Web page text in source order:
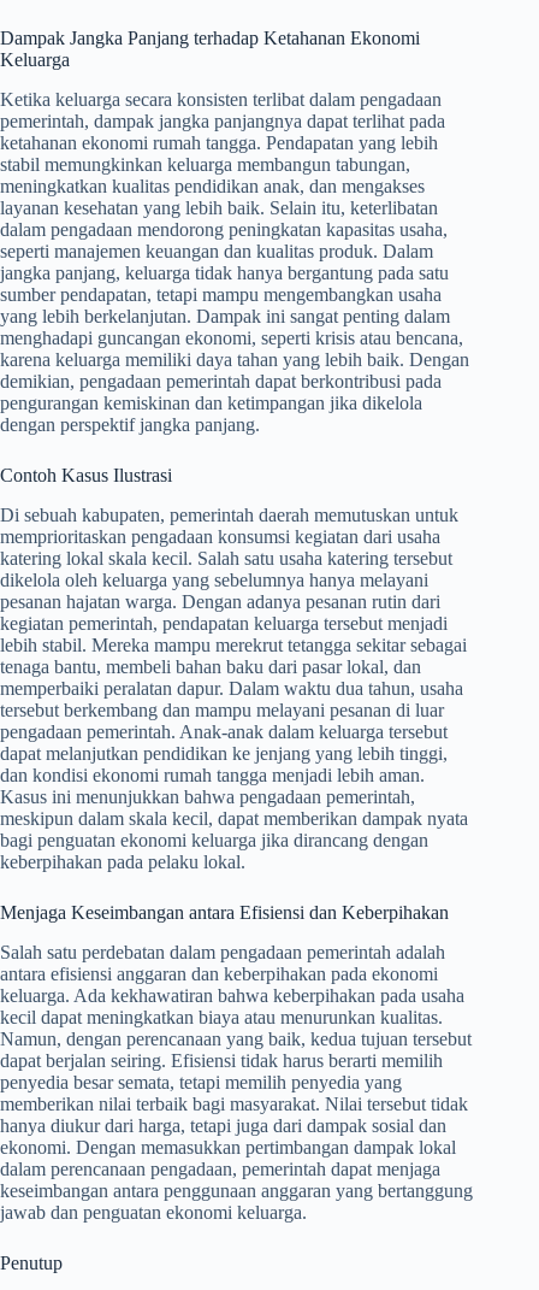
Dampak Jangka Panjang terhadap Ketahanan Ekonomi
Keluarga
Ketika keluarga secara konsisten terlibat dalam pengadaan
pemerintah, dampak jangka panjangnya dapat terlihat pada
ketahanan ekonomi rumah tangga. Pendapatan yang lebih
stabil memungkinkan keluarga membangun tabungan,
meningkatkan kualitas pendidikan anak, dan mengakses
layanan kesehatan yang lebih baik. Selain itu, keterlibatan
dalam pengadaan mendorong peningkatan kapasitas usaha,
seperti manajemen keuangan dan kualitas produk. Dalam
jangka panjang, keluarga tidak hanya bergantung pada satu
sumber pendapatan, tetapi mampu mengembangkan usaha
yang lebih berkelanjutan. Dampak ini sangat penting dalam
menghadapi guncangan ekonomi, seperti krisis atau bencana,
karena keluarga memiliki daya tahan yang lebih baik. Dengan
demikian, pengadaan pemerintah dapat berkontribusi pada
pengurangan kemiskinan dan ketimpangan jika dikelola
dengan perspektif jangka panjang.
Contoh Kasus Ilustrasi
Di sebuah kabupaten, pemerintah daerah memutuskan untuk
memprioritaskan pengadaan konsumsi kegiatan dari usaha
katering lokal skala kecil. Salah satu usaha katering tersebut
dikelola oleh keluarga yang sebelumnya hanya melayani
pesanan hajatan warga. Dengan adanya pesanan rutin dari
kegiatan pemerintah, pendapatan keluarga tersebut menjadi
lebih stabil. Mereka mampu merekrut tetangga sekitar sebagai
tenaga bantu, membeli bahan baku dari pasar lokal, dan
memperbaiki peralatan dapur. Dalam waktu dua tahun, usaha
tersebut berkembang dan mampu melayani pesanan di luar
pengadaan pemerintah. Anak-anak dalam keluarga tersebut
dapat melanjutkan pendidikan ke jenjang yang lebih tinggi,
dan kondisi ekonomi rumah tangga menjadi lebih aman.
Kasus ini menunjukkan bahwa pengadaan pemerintah,
meskipun dalam skala kecil, dapat memberikan dampak nyata
bagi penguatan ekonomi keluarga jika dirancang dengan
keberpihakan pada pelaku lokal.
Menjaga Keseimbangan antara Efisiensi dan Keberpihakan
Salah satu perdebatan dalam pengadaan pemerintah adalah
antara efisiensi anggaran dan keberpihakan pada ekonomi
keluarga. Ada kekhawatiran bahwa keberpihakan pada usaha
kecil dapat meningkatkan biaya atau menurunkan kualitas.
Namun, dengan perencanaan yang baik, kedua tujuan tersebut
dapat berjalan seiring. Efisiensi tidak harus berarti memilih
penyedia besar semata, tetapi memilih penyedia yang
memberikan nilai terbaik bagi masyarakat. Nilai tersebut tidak
hanya diukur dari harga, tetapi juga dari dampak sosial dan
ekonomi. Dengan memasukkan pertimbangan dampak lokal
dalam perencanaan pengadaan, pemerintah dapat menjaga
keseimbangan antara penggunaan anggaran yang bertanggung
jawab dan penguatan ekonomi keluarga.
Penutup